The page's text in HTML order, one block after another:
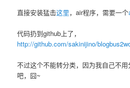
直接安装猛击这里，air程序，需要一个
代码扔到github上了，
http://github.com/sakinijino/
不过这个不能转分类，因为我自己不
吧，囧~